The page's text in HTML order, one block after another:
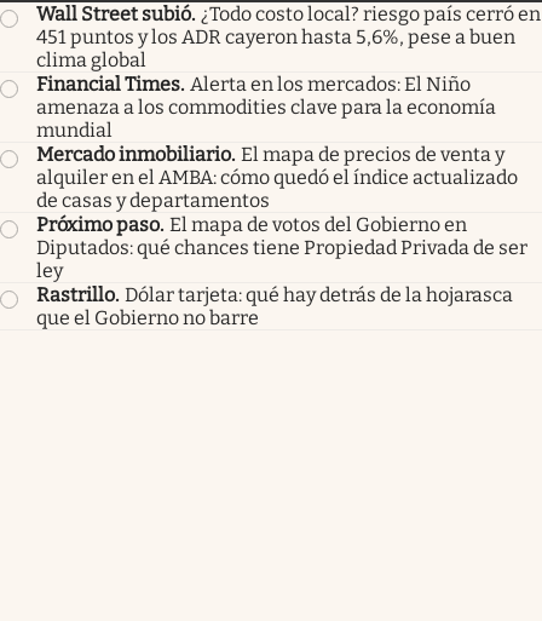
Wall Street subió. ¿Todo costo local? riesgo país cerró en
451 puntos y los ADR cayeron hasta 5,6%, pese a buen
clima global
Financial Times. Alerta en los mercados: El Niño
amenaza a los commodities clave para la economía
mundial
Mercado inmobiliario. El mapa de precios de venta y
alquiler en el AMBA: cómo quedó el índice actualizado
de casas y departamentos
Próximo paso. El mapa de votos del Gobierno en
Diputados: qué chances tiene Propiedad Privada de ser
ley
Rastrillo. Dólar tarjeta: qué hay detrás de la hojarasca
que el Gobierno no barre